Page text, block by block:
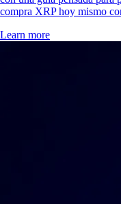
compra XRP hoy mismo
Learn more